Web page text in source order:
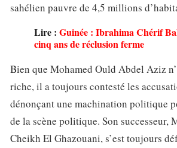
sahélien pauvre de 4,5 millions
Lire : Guinée : Ibrahima Chérif
cinq ans de réclusion ferme
Bien que Mohamed Ould Abdel Aziz
riche, il a toujours contesté les
dénonçant une machination politique
de la scène politique. Son successeur,
Cheikh El Ghazouani, s’est toujours